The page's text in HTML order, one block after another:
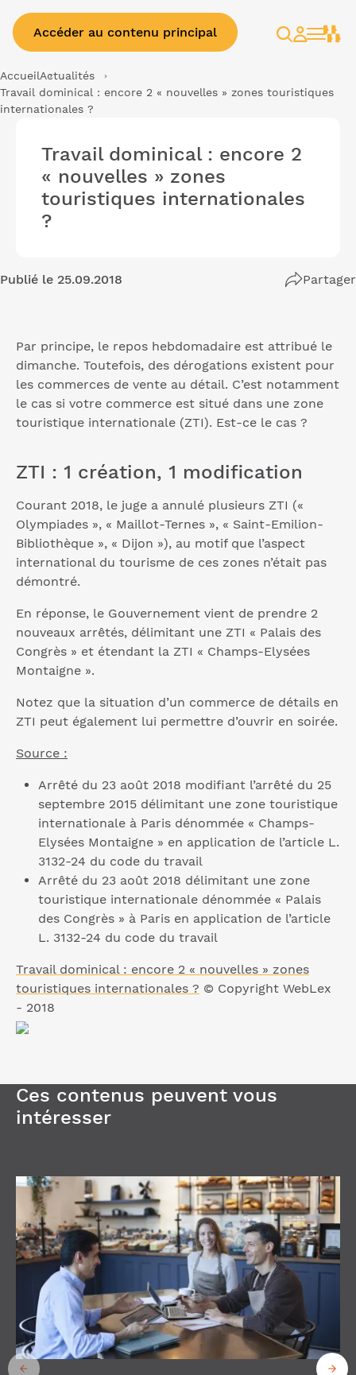
Accéder au contenu principal
Rechercher
Espace
AccueilActualités
Travail dominical : encore 2 « nouvelles » zones touristiques
internationales ?
Travail dominical : encore 2
« nouvelles » zones
touristiques internationales
?
Publié le 25.09.2018 Partager
Par principe, le repos hebdomadaire est attribué le
dimanche. Toutefois, des dérogations existent pour
les commerces de vente au détail. C’est notamment
le cas si votre commerce est situé dans une zone
touristique internationale (ZTI). Est-ce le cas ?
ZTI : 1 création, 1 modification
Courant 2018, le juge a annulé plusieurs ZTI («
Olympiades », « Maillot-Ternes », « Saint-Emilion-
Bibliothèque », « Dijon »), au motif que l’aspect
international du tourisme de ces zones n’était pas
démontré.
En réponse, le Gouvernement vient de prendre 2
nouveaux arrêtés, délimitant une ZTI « Palais des
Congrès » et étendant la ZTI « Champs-Elysées
Montaigne ».
Notez que la situation d’un commerce de détails en
ZTI peut également lui permettre d’ouvrir en soirée.
Source :
Arrêté du 23 août 2018 modifiant l’arrêté du 25
septembre 2015 délimitant une zone touristique
internationale à Paris dénommée « Champs-
Elysées Montaigne » en application de l’article L.
3132-24 du code du travail
Arrêté du 23 août 2018 délimitant une zone
touristique internationale dénommée « Palais
des Congrès » à Paris en application de l’article
L. 3132-24 du code du travail
Travail dominical : encore 2 « nouvelles » zones
touristiques internationales ? © Copyright WebLex
- 2018
Ces contenus peuvent vous
intéresser